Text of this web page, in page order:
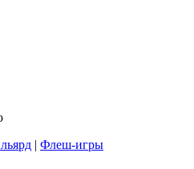
| Флеш-игры